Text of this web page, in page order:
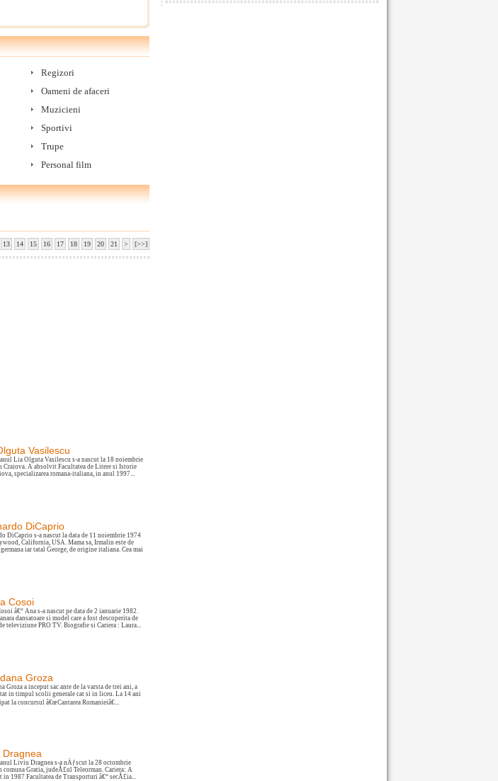
Regizori
Oameni de afaceri
Muzicieni
Sportivi
Trupe
Personal film
13 14 15 16 17 18 19 20 21 > [>>]
Vasilescu
Lia Olguta Vasilescu s-a nascut la 18 noiembrie
Craiova. A absolvit Facultatea de Litere si Istorie
specializarea romana-italiana, in anul 1997...
DiCaprio
DiCaprio s-a nascut la data de 11 noiembrie 1974
California, USA. Mama sa, Irmalin este de
iar tatal George, de origine italiana. Cea mai
Cosoi
â€“ Ana s-a nascut pe data de 2 ianuarie 1982.
dansatoare si model care a fost descoperita de
televiziune PRO TV. Biografie si Cariera : Laura...
Groza
Groza a inceput sac ante de la varsta de trei ani, a
in timpul scolii generale cat si in liceu. La 14 ani
la concursul â€œCantarea Romanieiâ€...
Dragnea
Liviu Dragnea s-a nÄƒscut la 28 octombrie
comuna Gratia, judeÅ£ul Teleorman. Cariera: A
in 1987 Facultatea de Transporturi â€“ secÅ£ia...